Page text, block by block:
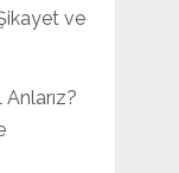
ve
Anlarız?